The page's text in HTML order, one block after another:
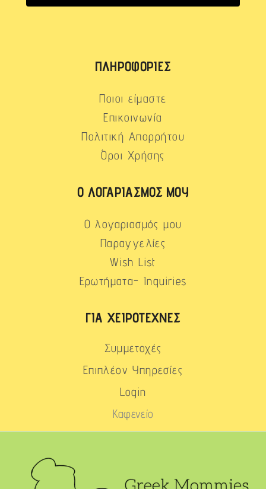
ΠΛΗΡΟΦΟΡΊΕΣ
Ποιοι είμαστε
Επικοινωνία
Πολιτική Απορρήτου
Όροι Χρήσης
Ο ΛΟΓΑΡΙΑΣΜΌΣ ΜΟΥ
Ο λογαριασμός μου
Παραγγελίες
Wish List
Ερωτήματα- Inquiries
ΓΙΑ ΧΕΙΡΟΤΈΧΝΕΣ
Συμμετοχές
Επιπλέον Υπηρεσίες
Login
Καφενείο